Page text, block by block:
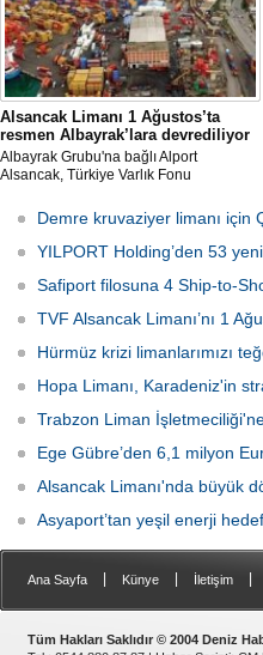
Alsancak Limanı 1 Ağustos’ta
resmen Albayrak’lara devrediliyor
Albayrak Grubu'na bağlı Alport
Alsancak, Türkiye Varlık Fonu
yük limanı işletmesini 1 Ağustos 2026
itibarıyla devralacağını liman
kullanıcılarına gönderdiği resmi yazıyla
Demre kruvaziyer limanı için
YILPORT Holding’den 53
Safiport filosuna 4 Ship-to-
TVF Alsancak Limanı’nı 1
Hürmüz krizi limanlarımızı
Hopa Limanı, Karadeniz'in
Trabzon Liman
Ege Gübre’den 6,1 milyon
Alsancak Limanı'nda büyük
Asyaport’tan yeşil enerji
Ana Sayfa Künye İletişim
Tüm Hakları Saklıdır © 2004 Deniz